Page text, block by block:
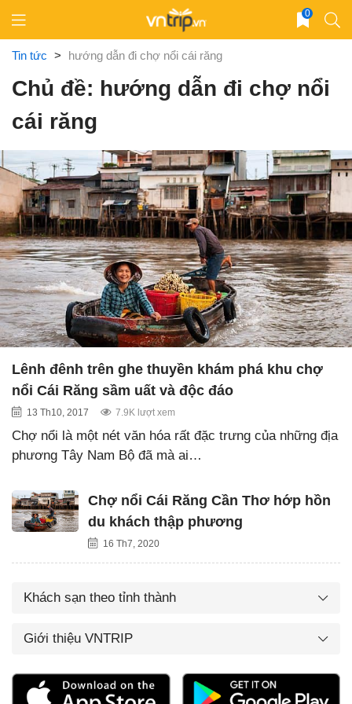
content
0
Tin tức > hướng dẫn đi chợ nổi cái răng
Chủ đề: hướng dẫn đi chợ nổi
cái răng
Lênh đênh trên ghe thuyền khám phá khu chợ
nổi Cái Răng sầm uất và độc đáo
13 Th10, 2017 7.9K lượt xem
Chợ nổi là một nét văn hóa rất đặc trưng của những địa
phương Tây Nam Bộ đã mà ai…
Chợ nổi Cái Răng Cần Thơ hớp hồn
du khách thập phương
16 Th7, 2020
Khách sạn theo tỉnh thành
Giới thiệu VNTRIP